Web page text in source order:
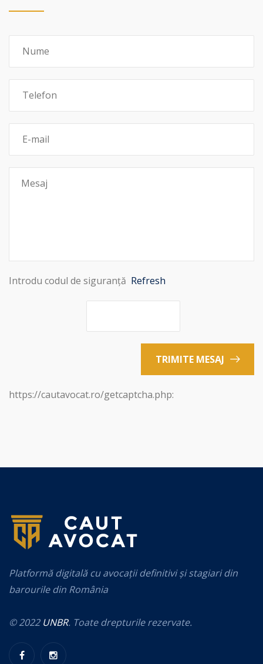
Introdu codul de siguranță Refresh
TRIMITE MESAJ
https://cautavocat.ro/getcaptcha.php:
Platformă digitală cu avocații definitivi și stagiari din
barourile din România
© 2022 UNBR. Toate drepturile rezervate.